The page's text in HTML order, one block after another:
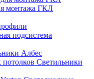
монтажа ГКЛ
подсистема
Албес
Светильники